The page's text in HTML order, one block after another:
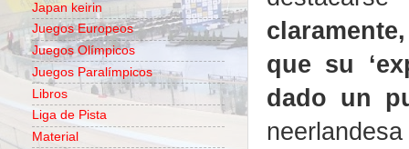
que su
dado un
Japan keirin
Juegos Europeos
Juegos Olímpicos
Juegos Paralímpicos
Libros
Liga de Pista
Material